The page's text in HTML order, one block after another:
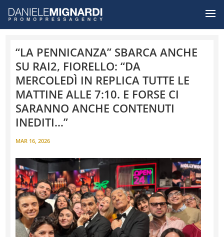
“LA PENNICANZA” SBARCA ANCHE
SU RAI2, FIORELLO: “DA
MERCOLEDÌ IN REPLICA TUTTE LE
MATTINE ALLE 7:10. E FORSE CI
SARANNO ANCHE CONTENUTI
INEDITI…”
MAR 16, 2026